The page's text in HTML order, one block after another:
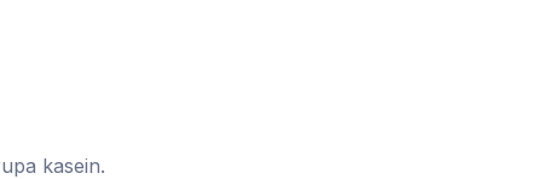
kasein.